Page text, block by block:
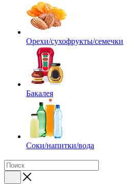
Орехи/сухофрукты/семечки
Бакалея
Соки/напитки/вода